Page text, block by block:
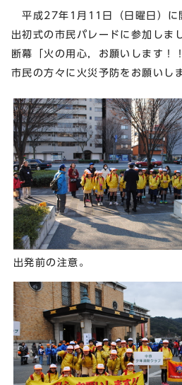
平成27年1月11日（日曜日）に
出初式の市民パレードに参加しま
断幕「火の用心，お願いします！
市民の方々に火災予防をお願いし
出発前の注意。